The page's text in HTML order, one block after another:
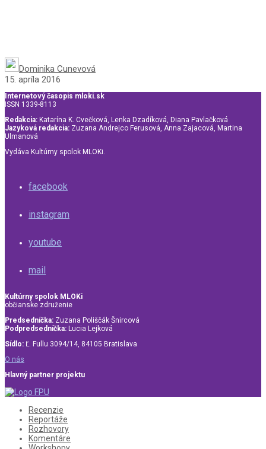
Dominika Cunevová
15. apríla 2016
Internetový časopis mloki.sk
ISSN 1339-8113
Redakcia: Katarína K. Cvečková, Lenka Dzadíková, Diana Pavlačková
Jazyková redakcia: Zuzana Andrejco Ferusová, Anna Zajacová, Martina
Ulmanová
Vydáva Kultúrny spolok MLOKi.
facebook
instagram
youtube
mail
Kultúrny spolok MLOKi
občianske združenie
Predsedníčka: Zuzana Poliščák Šnircová
Podpredsedníčka: Lucia Lejková
Sídlo: Ľ. Fullu 3094/14, 84105 Bratislava
O nás
Hlavný partner projektu
Recenzie
Reportáže
Rozhovory
Komentáre